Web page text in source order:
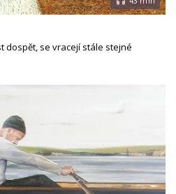
dospět, se vracejí stále stejné